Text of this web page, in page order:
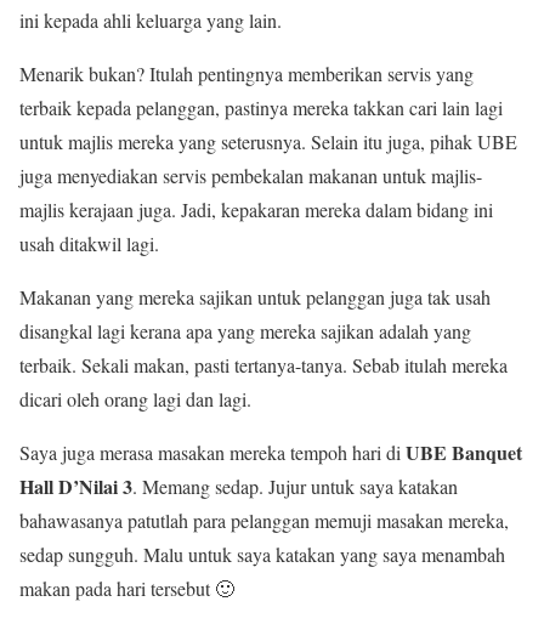
ini kepada ahli keluarga yang lain.
Menarik bukan? Itulah pentingnya memberikan servis yang
terbaik kepada pelanggan, pastinya mereka takkan cari lain lagi
untuk majlis mereka yang seterusnya. Selain itu juga, pihak UBE
juga menyediakan servis pembekalan makanan untuk majlis-
majlis kerajaan juga. Jadi, kepakaran mereka dalam bidang ini
usah ditakwil lagi.
Makanan yang mereka sajikan untuk pelanggan juga tak usah
disangkal lagi kerana apa yang mereka sajikan adalah yang
terbaik. Sekali makan, pasti tertanya-tanya. Sebab itulah mereka
dicari oleh orang lagi dan lagi.
Saya juga merasa masakan mereka tempoh hari di UBE Banquet
Hall D’Nilai 3. Memang sedap. Jujur untuk saya katakan
bahawasanya patutlah para pelanggan memuji masakan mereka,
sedap sungguh. Malu untuk saya katakan yang saya menambah
makan pada hari tersebut 🙂